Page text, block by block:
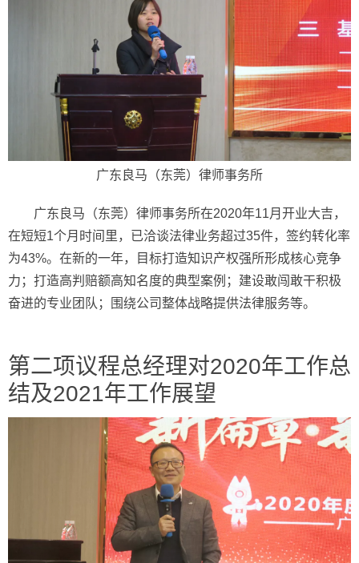
广东良马（东莞）律师事务所
广东良马（东莞）律师事务所在2020年11月开业大吉，
在短短1个月时间里，已洽谈法律业务超过35件，签约转化率
为43%。在新的一年，目标打造知识产权强所形成核心竞争
力；打造高判赔额高知名度的典型案例；建设敢闯敢干积极
奋进的专业团队；围绕公司整体战略提供法律服务等。
第二项议程总经理对2020年工作总
结及2021年工作展望